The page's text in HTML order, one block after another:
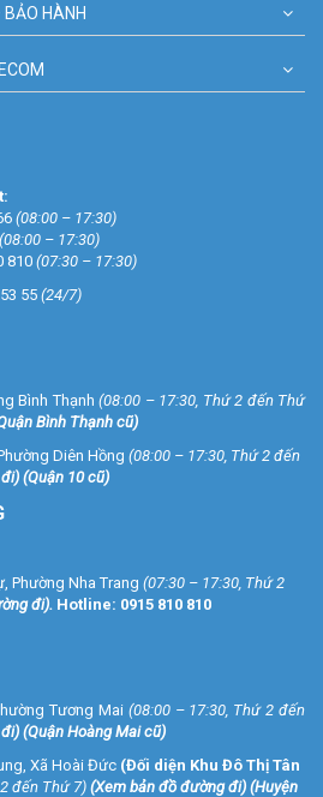
HÀNH
(08:00 – 17:30)
(08:00 – 17:30)
810(07:30 – 17:30)
55 (24/7)
Bình Thạnh (08:00 – 17:30, Thứ 2 đến Thứ
Bình Thạnh cũ)
Diên Hồng (08:00 – 17:30, Thứ 2 đến
) (Quận 10 cũ)
Phường Nha Trang (07:30 – 17:30, Thứ 2
đi). Hotline: 0915 810 810
Tương Mai (08:00 – 17:30, Thứ 2 đến
) (Quận Hoàng Mai cũ)
Xã Hoài Đức (Đối diện Khu Đô Thị Tân
đến Thứ 7) (Xem bản đồ đường đi) (Huyện